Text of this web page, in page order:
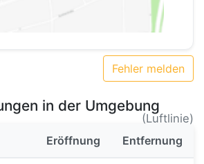
Fehler melden
in der Umgebung
(Luftlinie)
Eröffnung Entfernung